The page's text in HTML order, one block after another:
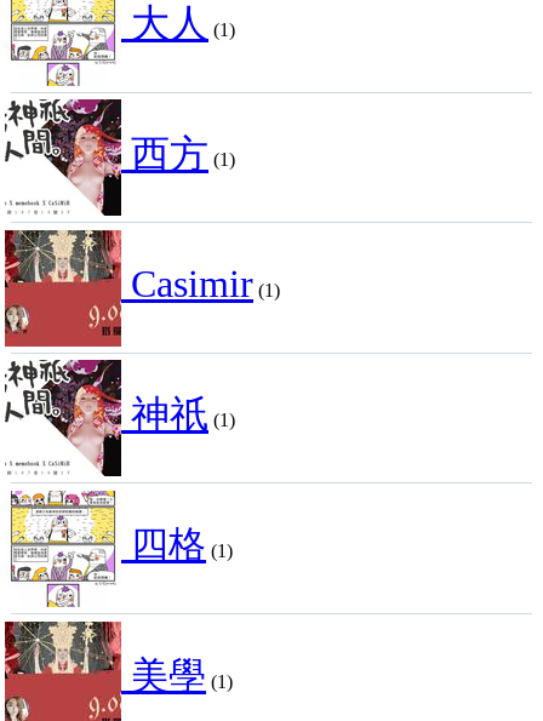
大人 (1)
西方 (1)
Casimir (1)
神祇 (1)
四格 (1)
美學 (1)